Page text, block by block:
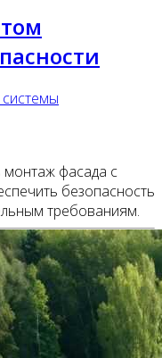
монтаж фасада с
безопасность
требованиям.